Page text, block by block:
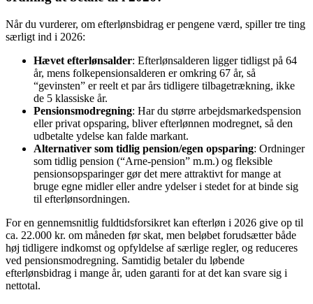
Når du vurderer, om efterlønsbidrag er pengene værd, spiller tre ting
særligt ind i 2026:
Hævet efterlønsalder: Efterlønsalderen ligger tidligst på 64
år, mens folkepensionsalderen er omkring 67 år, så
“gevinsten” er reelt et par års tidligere tilbagetrækning, ikke
de 5 klassiske år.
Pensionsmodregning: Har du større arbejdsmarkedspension
eller privat opsparing, bliver efterlønnen modregnet, så den
udbetalte ydelse kan falde markant.
Alternativer som tidlig pension/egen opsparing: Ordninger
som tidlig pension (“Arne-pension” m.m.) og fleksible
pensionsopsparinger gør det mere attraktivt for mange at
bruge egne midler eller andre ydelser i stedet for at binde sig
til efterlønsordningen.
For en gennemsnitlig fuldtidsforsikret kan efterløn i 2026 give op til
ca. 22.000 kr. om måneden før skat, men beløbet forudsætter både
høj tidligere indkomst og opfyldelse af særlige regler, og reduceres
ved pensionsmodregning. Samtidig betaler du løbende
efterlønsbidrag i mange år, uden garanti for at det kan svare sig i
nettotal.